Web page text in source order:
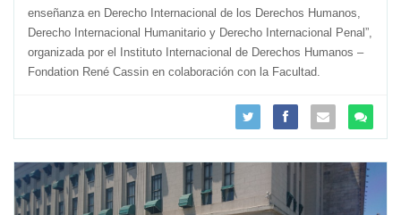
enseñanza en Derecho Internacional de los Derechos Humanos,
Derecho Internacional Humanitario y Derecho Internacional Penal”,
organizada por el Instituto Internacional de Derechos Humanos –
Fondation René Cassin en colaboración con la Facultad.